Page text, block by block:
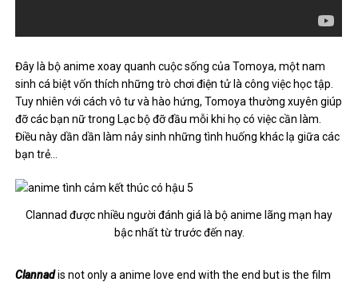
Đây là bộ anime xoay quanh cuộc sống của Tomoya, một nam
sinh cá biệt vốn thích những trò chơi điện tử là công việc học tập.
Tuy nhiên với cách vô tư và hào hứng, Tomoya thường xuyên giúp
đỡ các bạn nữ trong Lạc bộ đỡ đầu mỗi khi họ có việc cần làm.
Điều này dần dần làm nảy sinh những tình huống khác lạ giữa các
bạn trẻ…
Clannad được nhiều người đánh giá là bộ anime lãng mạn hay
bậc nhất từ ​​trước đến nay.
Clannadis not only a anime love end with the end but is the film